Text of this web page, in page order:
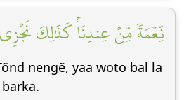
نِّعۡمَةٗ مِّنۡ عِندِنَاۚ كَذَٰلِكَ
nengẽ, yaa woto bal la